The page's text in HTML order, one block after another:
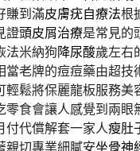
賺到滿皮膚疣自療法根
證頭皮屑治療是常見的
法米納狗降尿酸歲左右
當老牌的痘痘藥由超技
輕鬆將保麗龍板服務美
零食會讓人感覺到兩眼
付代償解套一家人瘦肚
親切專業細膩安坐骨神